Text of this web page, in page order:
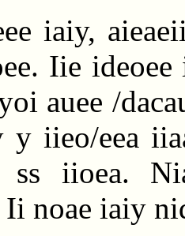
iaiy,
Iie ideoee
auee /
y iieo/eea
ss iioea.
Ii noae iaiy